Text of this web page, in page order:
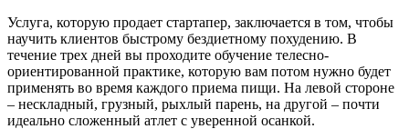
Услуга, которую продает стартапер, заключается в том, чтобы
научить клиентов быстрому бездиетному похудению. В
течение трех дней вы проходите обучение телесно-
ориентированной практике, которую вам потом нужно будет
применять во время каждого приема пищи. На левой стороне
– нескладный, грузный, рыхлый парень, на другой – почти
идеально сложенный атлет с уверенной осанкой.